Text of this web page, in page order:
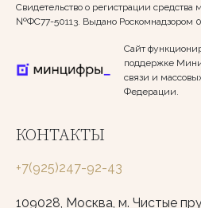
Свидетельство о регистрации
№ФС77-50113. Выдано Роскомнадзором
Сайт
поддержке
связи и
Федерации.
КОНТАКТЫ
+7(925)247-92-43
109028, Москва, м. Чистые